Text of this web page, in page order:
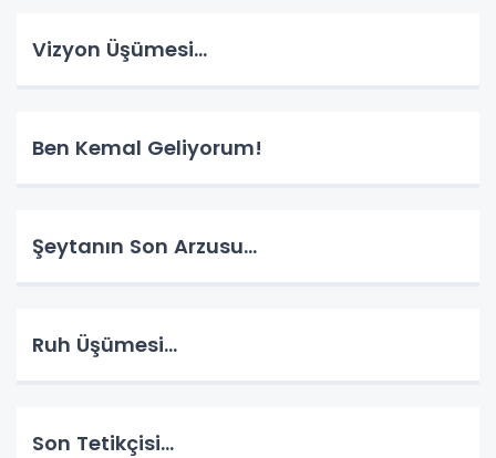
Vizyon Üşümesi…
Ben Kemal Geliyorum!
Şeytanın Son Arzusu…
Ruh Üşümesi…
Son Tetikçisi…